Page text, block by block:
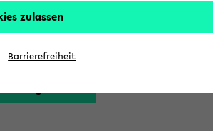
Sie sich an:
zulassen
Barrierefreiheit